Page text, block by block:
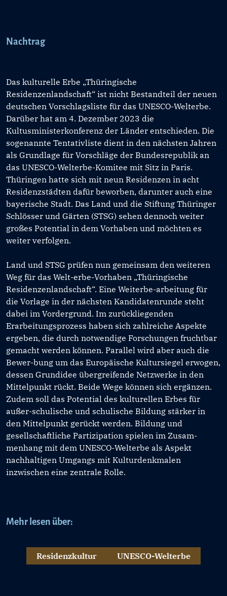
Nachtrag
Das kulturelle Erbe „Thüringische
Residenzenlandschaft“ ist nicht Bestandteil der neuen
deutschen Vorschlagsliste für das UNESCO-Welterbe.
Darüber hat am 4. Dezember 2023 die
Kultusministerkonferenz der Länder entschieden. Die
sogenannte Tentativliste dient in den nächsten Jahren
als Grundlage für Vorschläge der Bundesrepublik an
das UNESCO-Welterbe-Komitee mit Sitz in Paris.
Thüringen hatte sich mit neun Residenzen in acht
Residenzstädten dafür beworben, darunter auch eine
bayerische Stadt. Das Land und die Stiftung Thüringer
Schlösser und Gärten (STSG) sehen dennoch weiter
großes Potential in dem Vorhaben und möchten es
weiter verfolgen.
Land und STSG prüfen nun gemeinsam den weiteren
Weg für das Welt-erbe-Vorhaben „Thüringische
Residenzenlandschaft“. Eine Weiterbe-arbeitung für
die Vorlage in der nächsten Kandidatenrunde steht
dabei im Vordergrund. Im zurückliegenden
Erarbeitungsprozess haben sich zahlreiche Aspekte
ergeben, die durch notwendige Forschungen fruchtbar
gemacht werden können. Parallel wird aber auch die
Bewer-bung um das Europäische Kultursiegel erwogen,
dessen Grundidee übergreifende Netzwerke in den
Mittelpunkt rückt. Beide Wege können sich ergänzen.
Zudem soll das Potential des kulturellen Erbes für
außer-schulische und schulische Bildung stärker in
den Mittelpunkt gerückt werden. Bildung und
gesellschaftliche Partizipation spielen im Zusam-
menhang mit dem UNESCO-Welterbe als Aspekt
nachhaltigen Umgangs mit Kulturdenkmalen
inzwischen eine zentrale Rolle.
Mehr lesen über:
Residenzkultur UNESCO-Welterbe